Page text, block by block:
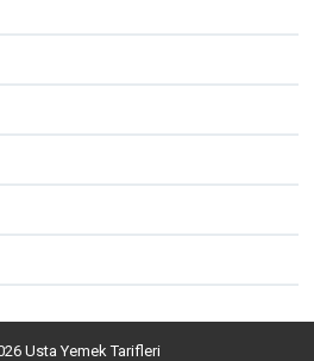
Usta Yemek Tarifleri